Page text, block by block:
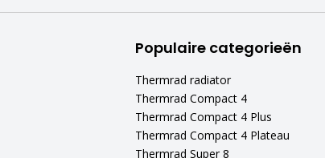
Populaire categorieën
Thermrad radiator
Thermrad Compact 4
Thermrad Compact 4 Plus
Thermrad Compact 4 Plateau
Thermrad Super 8